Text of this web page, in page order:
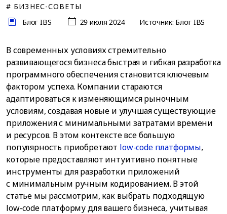
# БИЗНЕС-СОВЕТЫ
Блог IBS
29 июля 2024 Источник: Блог IBS
В современных условиях стремительно
развивающегося бизнеса быстрая и гибкая разработка
программного обеспечения становится ключевым
фактором успеха. Компании стараются
адаптироваться к изменяющимся рыночным
условиям, создавая новые и улучшая существующие
приложения с минимальными затратами времени
и ресурсов. В этом контексте все большую
популярность приобретают low-code платформы,
которые предоставляют интуитивно понятные
инструменты для разработки приложений
с минимальным ручным кодированием. В этой
статье мы рассмотрим, как выбрать подходящую
low-code платформу для вашего бизнеса, учитывая